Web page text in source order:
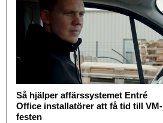
Så hjälper affärssystemet Entré
Office installatörer att få tid till VM-
festen